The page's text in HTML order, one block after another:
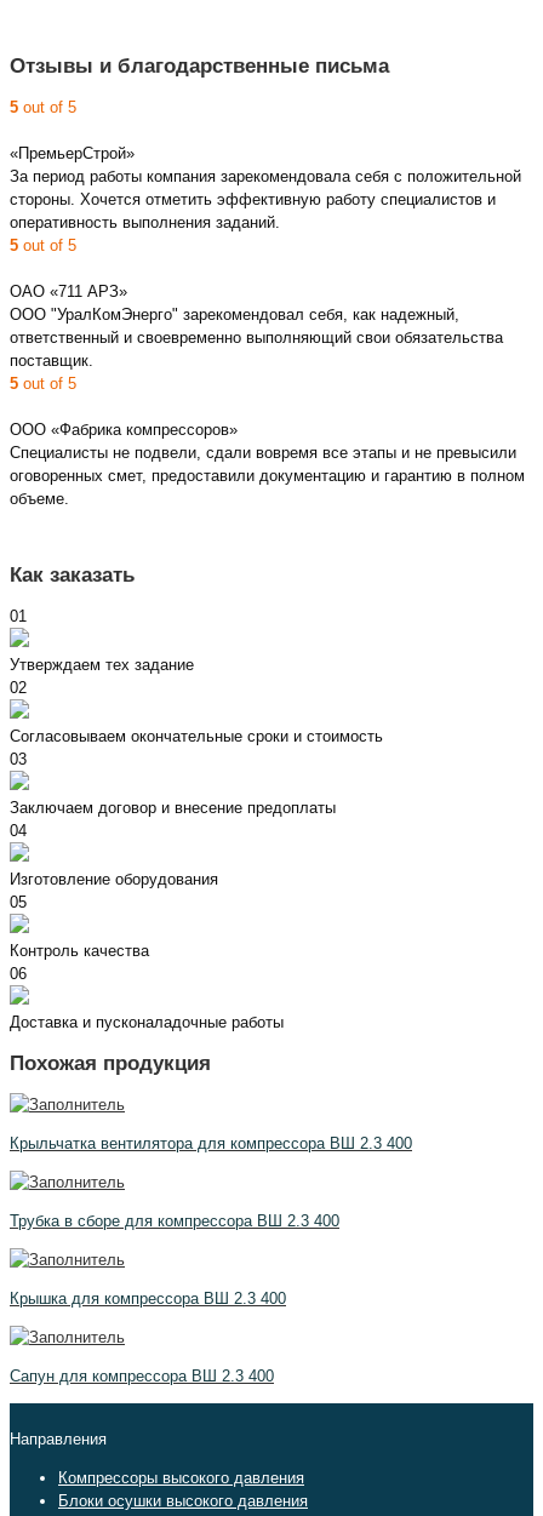
Отзывы и благодарственные письма
5 out of 5
«ПремьерСтрой»
За период работы компания зарекомендовала себя с положительной
стороны. Хочется отметить эффективную работу специалистов и
оперативность выполнения заданий.
5 out of 5
ОАО «711 АРЗ»
ООО "УралКомЭнерго" зарекомендовал себя, как надежный,
ответственный и своевременно выполняющий свои обязательства
поставщик.
5 out of 5
ООО «Фабрика компрессоров»
Специалисты не подвели, сдали вовремя все этапы и не превысили
оговоренных смет, предоставили документацию и гарантию в полном
объеме.
Как заказать
01
Утверждаем тех задание
02
Согласовываем окончательные сроки и стоимость
03
Заключаем договор и внесение предоплаты
04
Изготовление оборудования
05
Контроль качества
06
Доставка и пусконаладочные работы
Похожая продукция
Крыльчатка вентилятора для компрессора ВШ 2.3 400
Трубка в сборе для компрессора ВШ 2.3 400
Крышка для компрессора ВШ 2.3 400
Сапун для компрессора ВШ 2.3 400
Направления
Компрессоры высокого давления
Блоки осушки высокого давления